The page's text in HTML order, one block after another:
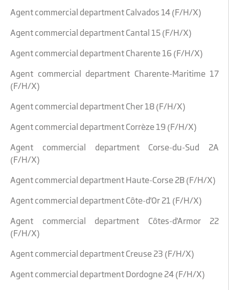
Agent commercial department Calvados 14 (F/H/X)
Agent commercial department Cantal 15 (F/H/X)
Agent commercial department Charente 16 (F/H/X)
Agent commercial department Charente-Maritime 17
(F/H/X)
Agent commercial department Cher 18 (F/H/X)
Agent commercial department Corrèze 19 (F/H/X)
Agent commercial department Corse-du-Sud 2A
(F/H/X)
Agent commercial department Haute-Corse 2B (F/H/X)
Agent commercial department Côte-d'Or 21 (F/H/X)
Agent commercial department Côtes-d'Armor 22
(F/H/X)
Agent commercial department Creuse 23 (F/H/X)
Agent commercial department Dordogne 24 (F/H/X)